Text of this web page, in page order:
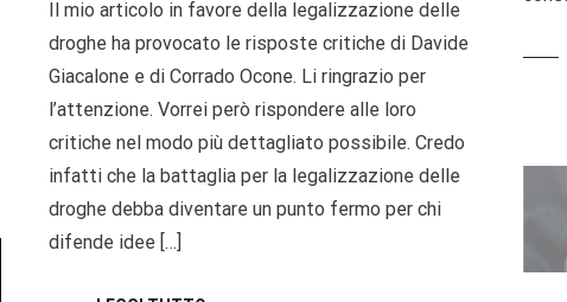
Il mio articolo in favore della legalizzazione delle
droghe ha provocato le risposte critiche di Davide
Giacalone e di Corrado Ocone. Li ringrazio per
l’attenzione. Vorrei però rispondere alle loro
critiche nel modo più dettagliato possibile. Credo
infatti che la battaglia per la legalizzazione delle
droghe debba diventare un punto fermo per chi
difende idee […]